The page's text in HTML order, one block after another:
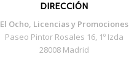
DIRECCIÓN
El Ocho, Licencias y Promociones
Paseo Pintor Rosales 16, 1º Izda
28008 Madrid